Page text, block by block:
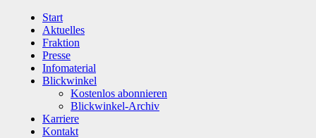
Start
Aktuelles
Fraktion
Presse
Infomaterial
Blickwinkel
Kostenlos abonnieren
Blickwinkel-Archiv
Karriere
Kontakt